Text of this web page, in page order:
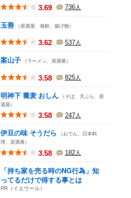
3.69 736人
玉善 （居酒屋、海鮮、揚げ物）
3.62 537人
案山子 （ラーメン、居酒屋）
3.58 825人
明神下 蕎麦 おしん （そば、天ぷら、居
酒屋）
3.58 247人
伊豆の味 そうだら
（おでん、日本料
理、居酒屋）
3.58 182人
「持ち家を売る時のNG行為」知
ってるだけで得する事とは
PR（イエウール）